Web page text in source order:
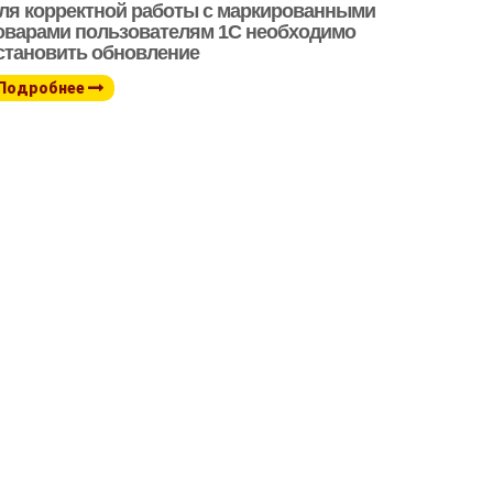
корректной работы с маркированными
пользователям 1С необходимо
обновление
Подробнее